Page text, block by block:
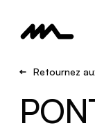
Retournez